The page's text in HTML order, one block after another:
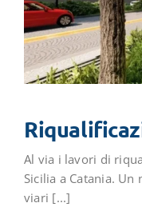
Al via i lavori di
Sicilia a Catania.
viari [...]